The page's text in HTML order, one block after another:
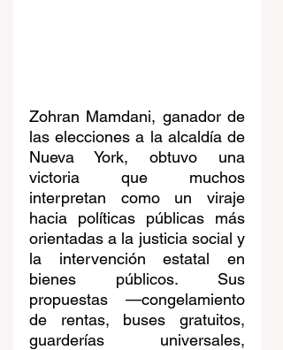
Zohran Mamdani, ganador de
las elecciones a la alcaldía de
Nueva York, obtuvo una
victoria que muchos
interpretan como un viraje
hacia políticas públicas más
orientadas a la justicia social y
la intervención estatal en
bienes públicos. Sus
propuestas —congelamiento
de rentas, buses gratuitos,
guarderías universales,